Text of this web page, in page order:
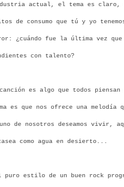
actual, el tema es claro,
de consumo que tú y yo
¿cuándo fue la última vez que
con talento?
es algo que todos piensan
es que nos ofrece una melodía
de nosotros deseamos vivir,
como agua en desierto...
estilo de un buen rock